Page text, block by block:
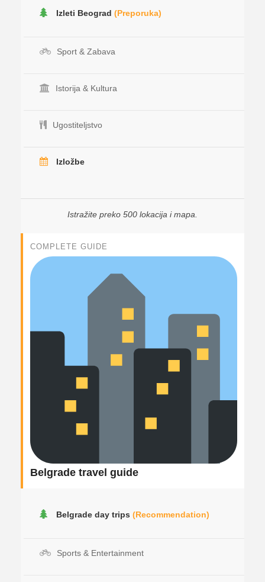
Izleti Beograd (Preporuka)
Sport & Zabava
Istorija & Kultura
Ugostiteljstvo
Izložbe
Istražite preko 500 lokacija i mapa.
COMPLETE GUIDE
Belgrade travel guide
Belgrade day trips (Recommendation)
Sports & Entertainment